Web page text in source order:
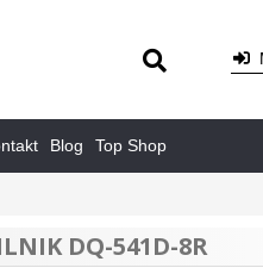
Blog Top Shop
DQ-541D-8R